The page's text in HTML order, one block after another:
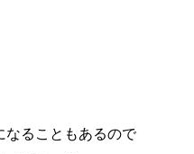
なることもあるので